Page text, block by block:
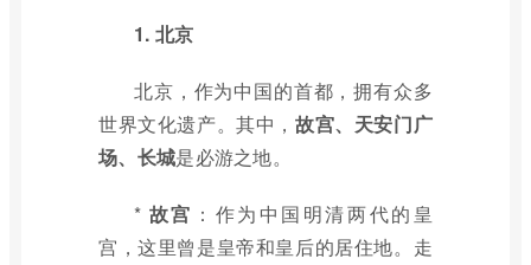
1. 北京
北京，作为中国的首都，拥有众多
世界文化遗产。其中，故宫、天安门广
场、长城是必游之地。
* 故宫 ：作为中国明清两代的皇
宫，这里曾是皇帝和皇后的居住地。走